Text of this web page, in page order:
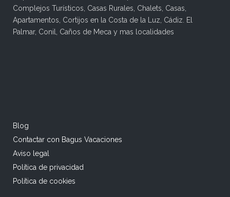
Complejos Turísticos, Casas Rurales, Chalets, Casas,
Apartamentos, Cortijos en la Costa de la Luz, Cádiz. El
Palmar, Conil, Caños de Meca y mas localidades
Blog
Contactar con Bagus Vacaciones
Aviso legal
Política de privacidad
Política de cookies